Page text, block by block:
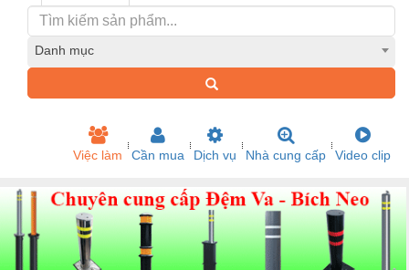
Danh mục
Việc làm Cần mua Dịch vụ Nhà cung cấp Video clip